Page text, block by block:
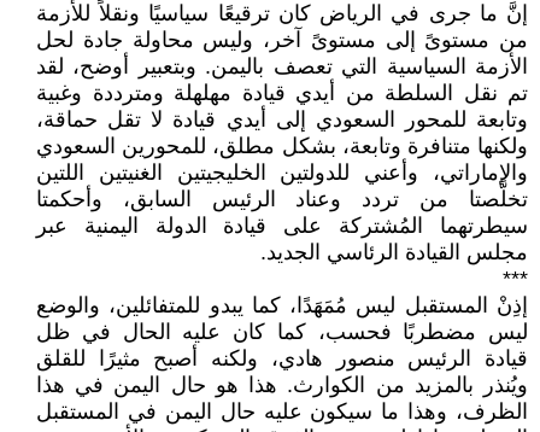
إنَّ ما جرى في الرياض كان ترقيعًا سياسيًا ونقلاً للأزمة
من مستوىً إلى مستوىً آخر، وليس محاولة جادة لحل
الأزمة السياسية التي تعصف باليمن. وبتعبير أوضح، لقد
تم نقل السلطة من أيدي قيادة مهلهلة ومترددة وغبية
وتابعة للمحور السعودي إلى أيدي قيادة لا تقل حماقة،
ولكنها متنافرة وتابعة، بشكل مطلق، للمحورين السعودي
والإماراتي، وأعني للدولتين الخليجيتين الغنيتين اللتين
تخلَّصتا من تردد وعناد الرئيس السابق، وأحكمتا
سيطرتهما المُشتركة على قيادة الدولة اليمنية عبر
مجلس القيادة الرئاسي الجديد.
***
إذِنْ المستقبل ليس مُمَهَدًا، كما يبدو للمتفائلين، والوضع
ليس مضطربًا فحسب، كما كان عليه الحال في ظل
قيادة الرئيس منصور هادي، ولكنه أصبح مثيرًا للقلق
ويُنذر بالمزيد من الكوارث. هذا هو حال اليمن في هذا
الظرف، وهذا ما سيكون عليه حال اليمن في المستقبل